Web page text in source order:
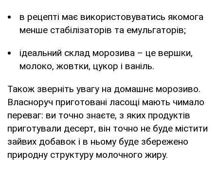
в рецепті має використовуватись якомога
менше стабілізаторів та емульгаторів;
ідеальний склад морозива – це вершки,
молоко, жовтки, цукор і ваніль.
Також зверніть увагу на домашнє морозиво.
Власноруч приготовані ласощі мають чимало
переваг: ви точно знаєте, з яких продуктів
приготували десерт, він точно не буде містити
зайвих добавок і в ньому буде збережено
природну структуру молочного жиру.